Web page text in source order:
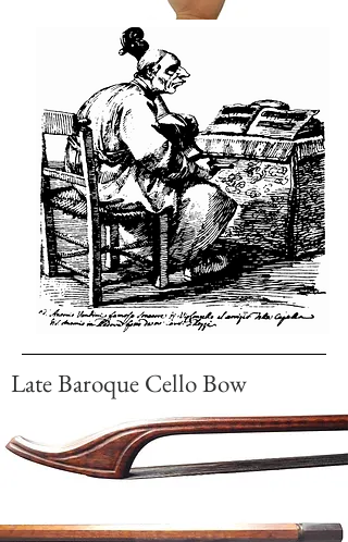
Late Baroque Cello Bow